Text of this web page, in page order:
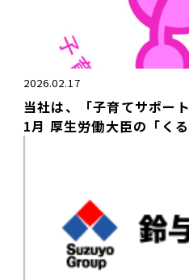
2026.02.17
当社は、「子育てサポー
1月 厚生労働大臣の「く